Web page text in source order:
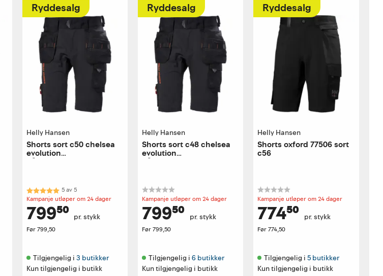
Ryddesalg
Helly Hansen
Shorts sort c50 chelsea
evolution
håndverkershorts
Karakter:5.0 av 5 mulige
5av5
Kampanje utløper om 24 dager
799⁵⁰ pr. stykk
Før 799,50
Tilgjengelig i 3 butikker
Kun tilgjengelig i butikk
Ryddesalg
Helly Hansen
Shorts sort c48 chelsea
evolution
håndverkershorts
Kampanje utløper om 24 dager
799⁵⁰ pr. stykk
Før799,50
Tilgjengelig i 6 butikker
Kun tilgjengelig i butikk
Ryddesalg
Helly Hansen
Shorts oxford 77506 sort
c56
Kampanje utløper om 24 dager
774⁵⁰ pr. stykk
Før 774,50
Tilgjengelig i 5 butikker
Kun tilgjengelig i butikk